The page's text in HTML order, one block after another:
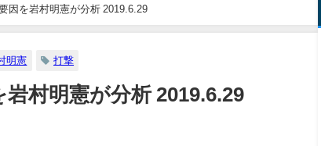
因を岩村明憲が分析 2019.6.29
明憲 打撃
村明憲が分析 2019.6.29